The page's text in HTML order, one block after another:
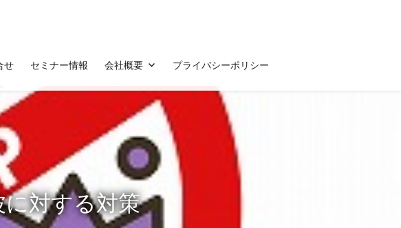
せ セミナー情報 会社概要 プライバシーポリシー
対する対策